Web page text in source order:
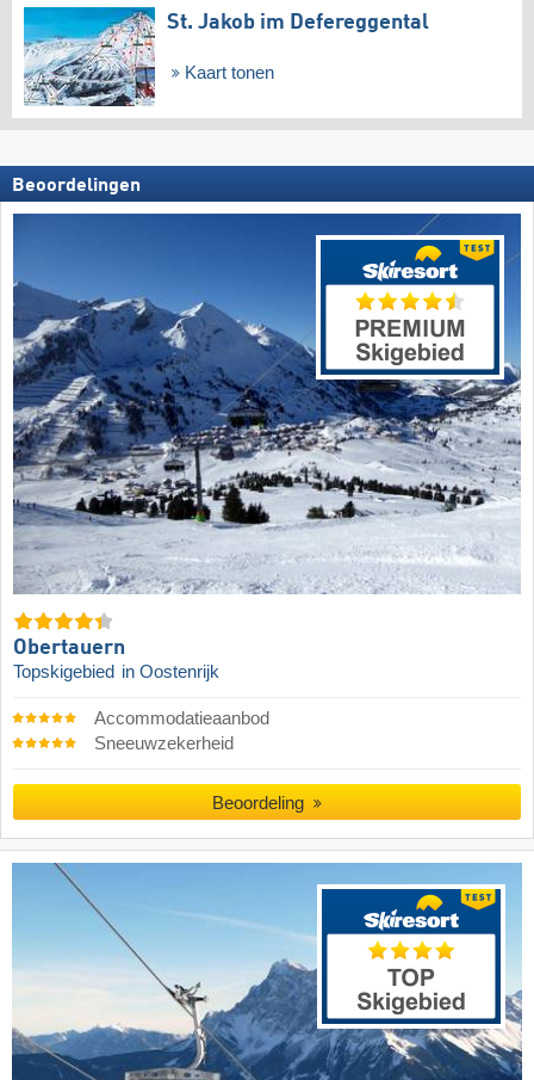
St. Jakob im Defereggental
Kaart tonen
Beoordelingen
Obertauern
Topskigebied in Oostenrijk
Accommodatieaanbod
Sneeuwzekerheid
Beoordeling